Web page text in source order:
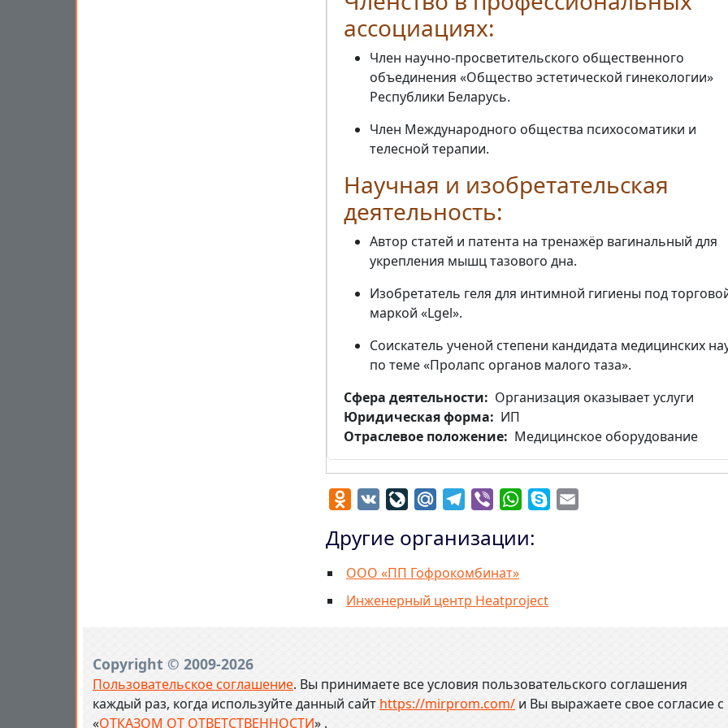
ассоциациях:
Член научно-просветительского общественного
объединения «Общество эстетической гинекологии»
Республики Беларусь.
Член Международного общества психосоматики и
телесной терапии.
Научная и изобретательская
деятельность:
Автор статей и патента на тренажёр вагинальный для
укрепления мышц тазового дна.
Изобретатель геля для интимной гигиены под
маркой «Lgel».
Соискатель ученой степени кандидата медицинских
по теме «Пролапс органов малого таза».
Cфера деятельности
Организация оказывает услуги
Юридическая форма
ИП
Отраслевое положение
Медицинское оборудование
Odnoklassniki
VK LiveJournal
Mail.RuTelegram
Viber WhatsApp
Skype
Другие организации:
ООО «ПП Гофрокомбинат»
Инженерный центр Heatproject
Copyright © 2009-2026
Пользовательское соглашение. Вы принимаете все условия пользовательского соглашения
каждый раз, когда используйте данный сайт https://mirprom.com/ и Вы выражаете свое согласие с
«ОТКАЗОМ ОТ ОТВЕТСТВЕННОСТИ» .